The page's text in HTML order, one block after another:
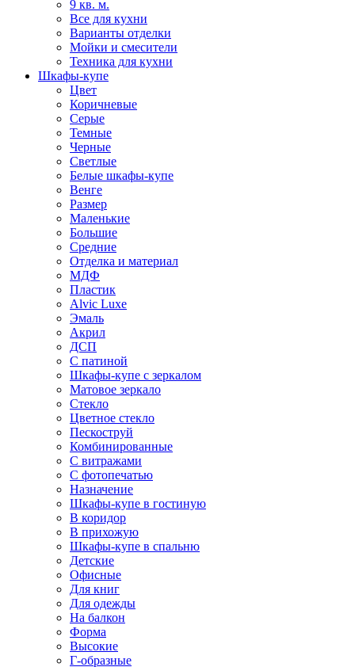
9 кв. м.
Все для кухни
Варианты отделки
Мойки и смесители
Техника для кухни
Шкафы-купе
Цвет
Коричневые
Серые
Темные
Черные
Светлые
Белые шкафы-купе
Венге
Размер
Маленькие
Большие
Средние
Отделка и материал
МДФ
Пластик
Alvic Luxe
Эмаль
Акрил
ДСП
С патиной
Шкафы-купе с зеркалом
Матовое зеркало
Стекло
Цветное стекло
Пескоструй
Комбинированные
С витражами
С фотопечатью
Назначение
Шкафы-купе в гостиную
В коридор
В прихожую
Шкафы-купе в спальню
Детские
Офисные
Для книг
Для одежды
На балкон
Форма
Высокие
Г-образные